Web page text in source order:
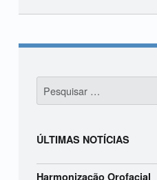
Skip back to main navigation
Pesquisar por:
ÚLTIMAS NOTÍCIAS
Harmonização Orofacial